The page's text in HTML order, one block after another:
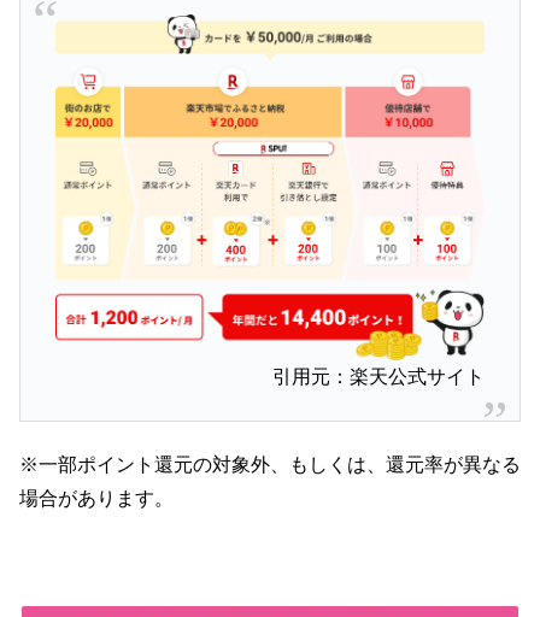
引用元：楽天公式サイト
※一部ポイント還元の対象外、もしくは、還元率が異なる
場合があります。